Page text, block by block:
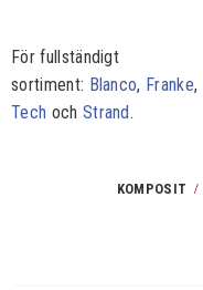
KOMPOSIT
För fullständigt
sortiment: Blanco, Franke,
Tech och Strand.